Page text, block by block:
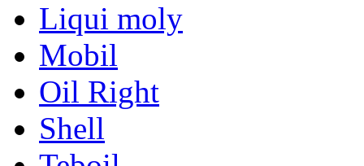
Liqui moly
Mobil
Oil Right
Shell